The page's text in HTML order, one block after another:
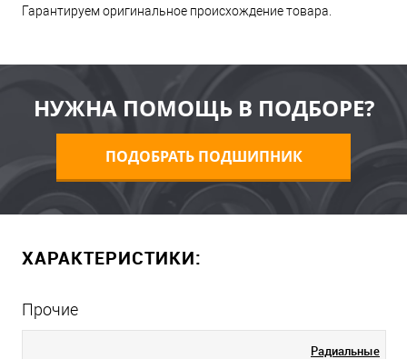
Гарантируем оригинальное происхождение товара.
НУЖНА ПОМОЩЬ В ПОДБОРЕ?
ПОДОБРАТЬ ПОДШИПНИК
ХАРАКТЕРИСТИКИ:
Прочие
Радиальные